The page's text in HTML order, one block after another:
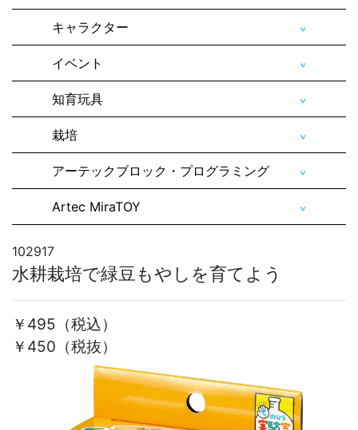
キャラクター
イベント
知育玩具
栽培
アーテックブロック・プログラミング
Artec MiraTOY
102917
水耕栽培で緑豆もやしを育てよう
￥495 （税込）
￥450（税抜）